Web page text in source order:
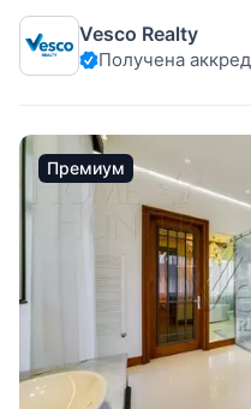
качество отделки. На
дизайн. Основной дом:
джакузи, с/у, душевая,
Vesco Realty
Получена
Премиум